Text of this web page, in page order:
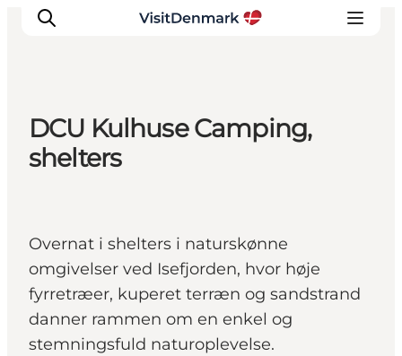
Inspiratie
Plan je reis
DCU Kulhuse Camping,
shelters
Overnat i shelters i naturskønne
omgivelser ved Isefjorden, hvor høje
fyrretræer, kuperet terræn og sandstrand
danner rammen om en enkel og
stemningsfuld naturoplevelse.